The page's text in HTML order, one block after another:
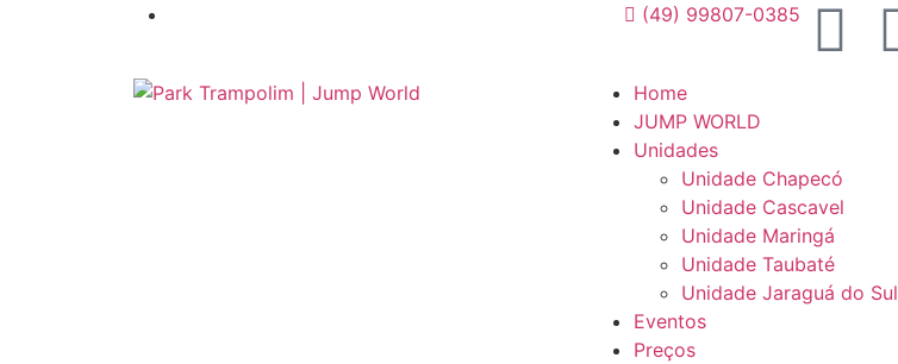
(49) 99807-0385
Home
JUMP WORLD
Unidades
Unidade Chapecó
Unidade Cascavel
Unidade Maringá
Unidade Taubaté
Unidade Jaraguá do Sul
Eventos
Preços